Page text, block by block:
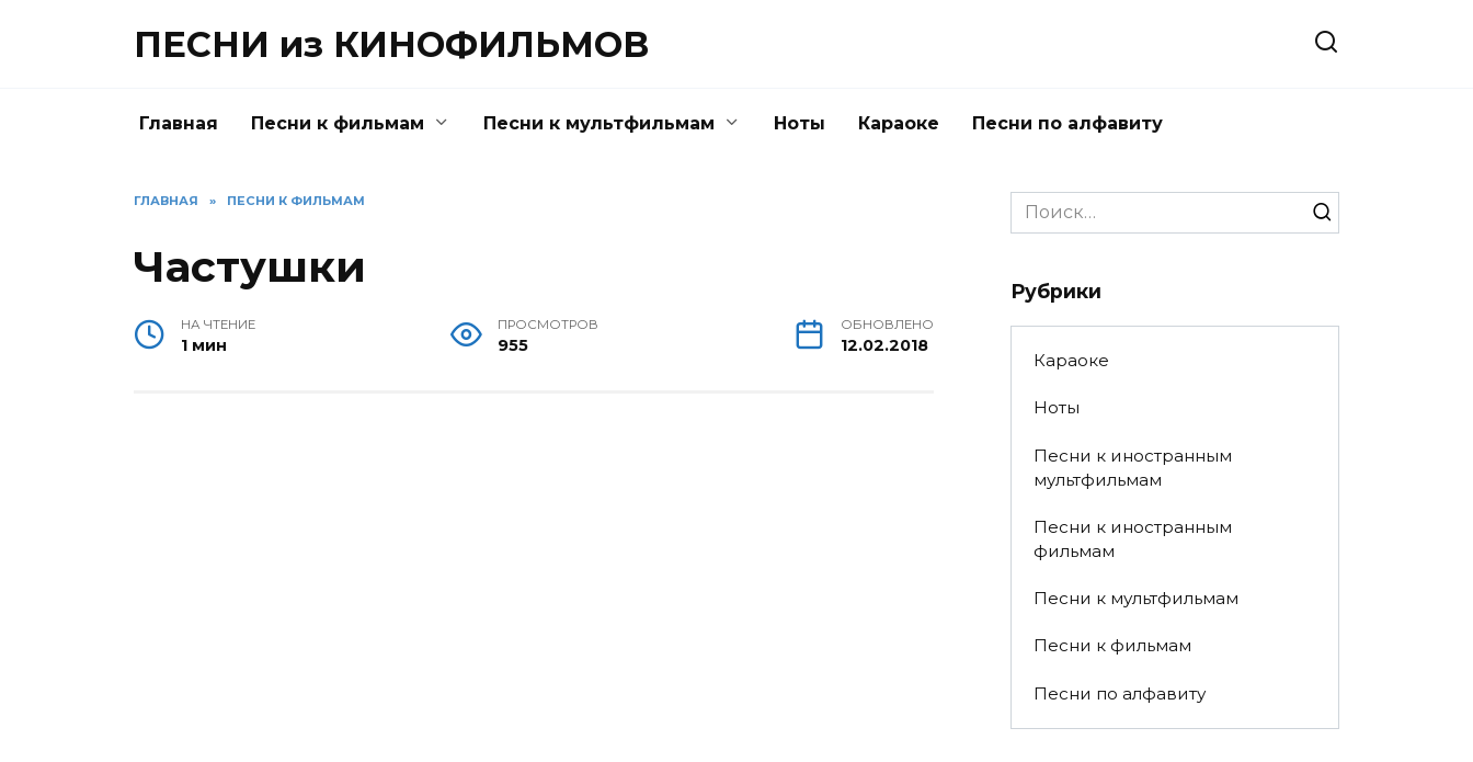
ПЕСНИ из КИНОФИЛЬМОВ
Главная Песни к фильмам Песни к мультфильмам Ноты Караоке Песни по алфавиту
ГЛАВНАЯ » ПЕСНИ К ФИЛЬМАМ
Частушки
НА ЧТЕНИЕ
1 мин
ПРОСМОТРОВ
955
ОБНОВЛЕНО
12.02.2018
Search
for:
Рубрики
Караоке
Ноты
Песни к иностранным
мультфильмам
Песни к иностранным
фильмам
Песни к мультфильмам
Песни к фильмам
Песни по алфавиту